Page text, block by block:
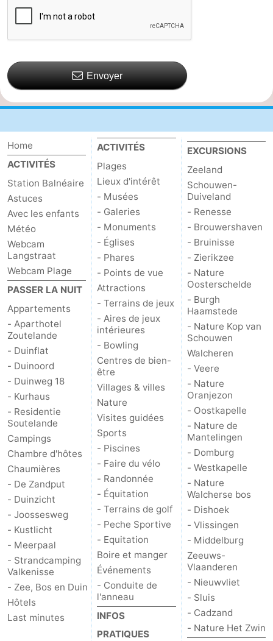
Envoyer
Home
ACTIVITÉS
Station Balnéaire
Astuces
Avec les enfants
Météo
Webcam
Langstraat
Webcam Plage
PASSER LA NUIT
Appartements
- Aparthotel
Zoutelande
- Duinflat
- Duinoord
- Duinweg 18
- Kurhaus
- Residentie
Soutelande
Campings
Chambre d'hôtes
Chaumières
- De Zandput
- Duinzicht
- Joossesweg
- Kustlicht
- Meerpaal
- Strandcamping
Valkenisse
- Zee, Bos en Duin
Hôtels
Last minutes
ACTIVITÉS
Plages
Lieux d'intérêt
- Musées
- Galeries
- Monuments
- Églises
- Phares
- Points de vue
Attractions
- Terrains de jeux
- Aires de jeux
intérieures
- Bowling
Centres de bien-
être
Villages & villes
Nature
Visites guidées
Sports
- Piscines
- Faire du vélo
- Randonnée
- Équitation
- Terrains de golf
- Peche Sportive
- Equitation
Boire et manger
Événements
- Conduite de
l'anneau
INFOS
PRATIQUES
EXCURSIONS
Zeeland
Schouwen-
Duiveland
- Renesse
- Brouwershaven
- Bruinisse
- Zierikzee
- Nature
Oosterschelde
- Burgh
Haamstede
- Nature Kop van
Schouwen
Walcheren
- Veere
- Nature
Oranjezon
- Oostkapelle
- Nature de
Mantelingen
- Domburg
- Westkapelle
- Nature
Walcherse bos
- Dishoek
- Vlissingen
- Middelburg
Zeeuws-
Vlaanderen
- Nieuwvliet
- Sluis
- Cadzand
- Nature Het Zwin